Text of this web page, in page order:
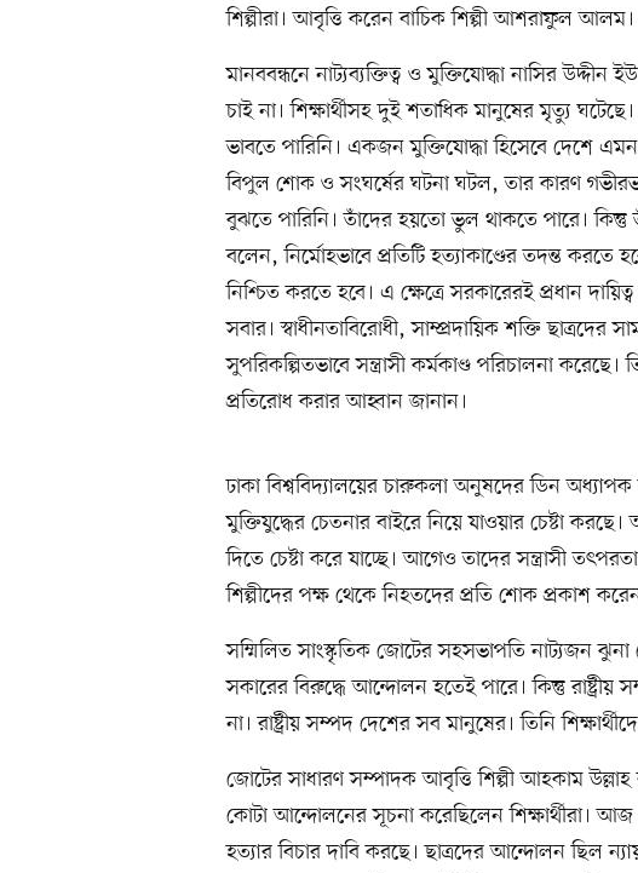
শিল্পীরা। আবৃত্তি করেন বাচিক শিল্পী আশরাফুল আলম।
মানববন্ধনে নাট্যব্যক্তিত্ব ও মুক্তিযোদ্ধা নাসির
চাই না। শিক্ষার্থীসহ দুই শতাধিক মানুষের মৃত্যু
ভাবতে পারিনি। একজন মুক্তিযোদ্ধা হিসেবে দেশে
বিপুল শোক ও সংঘর্ষের ঘটনা ঘটল, তার কারণ
বুঝতে পারিনি। তাঁদের হয়তো ভুল থাকতে পারে।
বলেন, নির্মোহভাবে প্রতিটি হত্যাকাণ্ডের তদন্ত করতে
নিশ্চিত করতে হবে। এ ক্ষেত্রে সরকারেরই প্রধান
সবার। স্বাধীনতাবিরোধী, সাম্প্রদায়িক শক্তি ছাত্রদের
সুপরিকল্পিতভাবে সন্ত্রাসী কর্মকাণ্ড পরিচালনা
প্রতিরোধ করার আহ্বান জানান।
ঢাকা বিশ্ববিদ্যালয়ের চারুকলা অনুষদের ডিন
মুক্তিযুদ্ধের চেতনার বাইরে নিয়ে যাওয়ার চেষ্টা
দিতে চেষ্টা করে যাচ্ছে। আগেও তাদের সন্ত্রাসী
শিল্পীদের পক্ষ থেকে নিহতদের প্রতি শোক প্রকাশ
সম্মিলিত সাংস্কৃতিক জোটের সহসভাপতি নাট্যজন
সকারের বিরুদ্ধে আন্দোলন হতেই পারে। কিন্তু
না। রাষ্ট্রীয় সম্পদ দেশের সব মানুষের। তিনি
জোটের সাধারণ সম্পাদক আবৃত্তি শিল্পী আহকাম উল্লাহ
কোটা আন্দোলনের সূচনা করেছিলেন শিক্ষার্থীরা। আজ
হত্যার বিচার দাবি করছে। ছাত্রদের আন্দোলন ছিল